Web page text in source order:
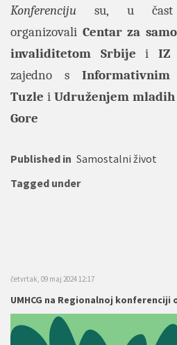
Konferenciju su, u
organizovali Centar za
invaliditetom Srbije i IZ
zajedno s
Tuzle i Udruženjem mladih
Gore
Published in Samostalni život
Tagged under
četvrtak, 09 maj 2024 12:17
UMHCG na Regionalnoj